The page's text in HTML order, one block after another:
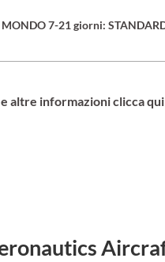
MONDO 7-21 giorni:
altre informazioni clicca qui